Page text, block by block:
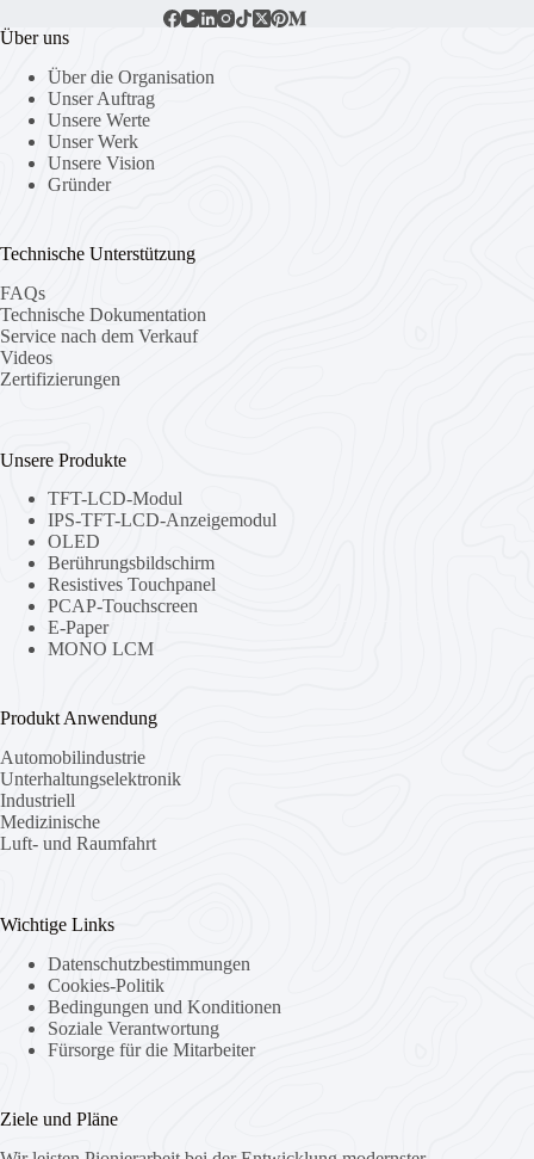
Über uns
Über die Organisation
Unser Auftrag
Unsere Werte
Unser Werk
Unsere Vision
Gründer
Technische Unterstützung
FAQs
Technische Dokumentation
Service nach dem Verkauf
Videos
Zertifizierungen
Unsere Produkte
TFT-LCD-Modul
IPS-TFT-LCD-Anzeigemodul
OLED
Berührungsbildschirm
Resistives Touchpanel
PCAP-Touchscreen
E-Paper
MONO LCM
Produkt Anwendung
Automobilindustrie
Unterhaltungselektronik
Industriell
Medizinische
Luft- und Raumfahrt
Wichtige Links
Datenschutzbestimmungen
Cookies-Politik
Bedingungen und Konditionen
Soziale Verantwortung
Fürsorge für die Mitarbeiter
Ziele und Pläne